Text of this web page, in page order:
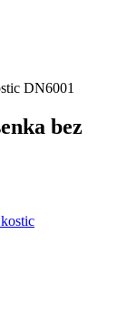
DN6001
bez